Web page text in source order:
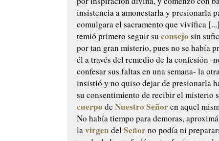
insistencia a amonestarla y presionarla
comulgara el sacramento que vivifica
temió primero seguir suconsejo sin
por tan gran misterio, pues no se había
él a través del remedio de la confesión -
confesar sus faltas en una semana- la
insistió y no quiso dejar de presionarla
su consentimiento de recibir el misterio
cuerpo deNuestro Señoren aquel
No había tiempo para demoras,
lavirgen delSeñorno podía ni